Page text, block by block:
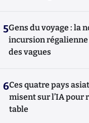
5Gens du voyage : la
incursion
des vagues
6Ces quatre pays
misent sur l’IA pour
table